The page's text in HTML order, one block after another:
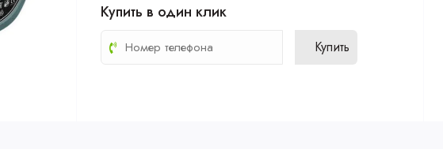
Купить в один клик
Купить